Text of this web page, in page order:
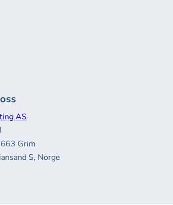
AS
Grim
S, Norge